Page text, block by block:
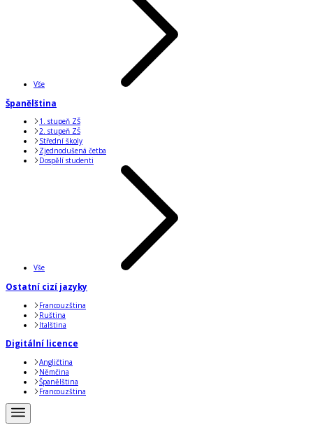
Vše
Španělština
1. stupeň ZŠ
2. stupeň ZŠ
Střední školy
Zjednodušená četba
Dospělí studenti
Vše
Ostatní cizí jazyky
Francouzština
Ruština
Italština
Digitální licence
Angličtina
Němčina
Španělština
Francouzština